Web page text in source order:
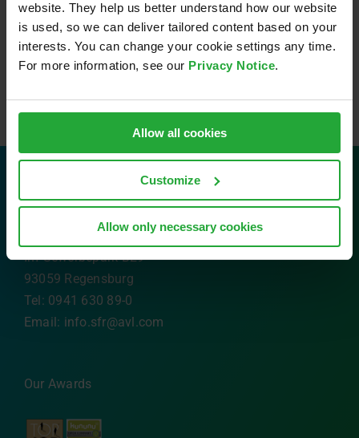
website. They help us better understand how our website
is used, so we can deliver tailored content based on your
interests. You can change your cookie settings any time.
For more information, see our Privacy Notice.
Allow all cookies
Customize
Allow only necessary cookies
AVL Software and Functions GmbH
Im Gewerbepark B29
93059 Regensburg
Tel: 0941 630 89-0
Email: info.sfr@avl.com
Our Awards